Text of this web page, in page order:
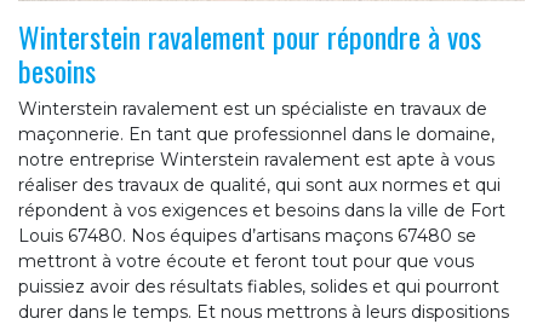
Winterstein ravalement pour répondre à vos
besoins
Winterstein ravalement est un spécialiste en travaux de
maçonnerie. En tant que professionnel dans le domaine,
notre entreprise Winterstein ravalement est apte à vous
réaliser des travaux de qualité, qui sont aux normes et qui
répondent à vos exigences et besoins dans la ville de Fort
Louis 67480. Nos équipes d’artisans maçons 67480 se
mettront à votre écoute et feront tout pour que vous
puissiez avoir des résultats fiables, solides et qui pourront
durer dans le temps. Et nous mettrons à leurs dispositions